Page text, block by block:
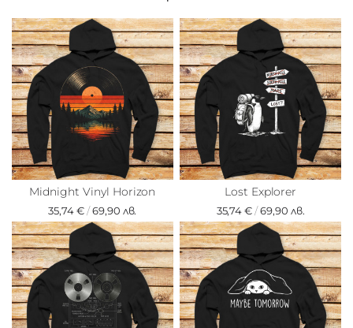
Midnight Vinyl Horizon
35,74 €/69,90 лв.
Lost Explorer
35,74 €/69,90 лв.